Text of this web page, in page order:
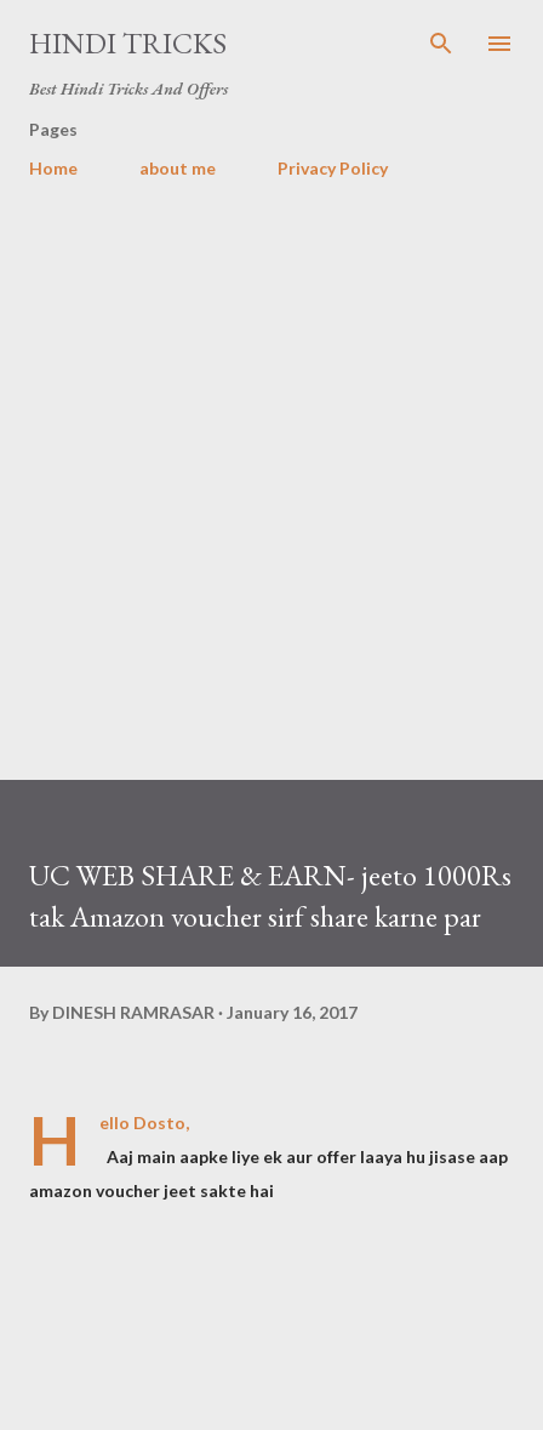
Skip to main content
HINDI TRICKS
Best Hindi Tricks And Offers
Pages
Home
about me Privacy Policy
UC WEB SHARE & EARN- jeeto 1000Rs
tak Amazon voucher sirf share karne par
By DINESH RAMRASAR January 16, 2017
H
ello Dosto,
Aaj main aapke liye ek aur offer laaya hu jisase aap
amazon voucher jeet sakte hai